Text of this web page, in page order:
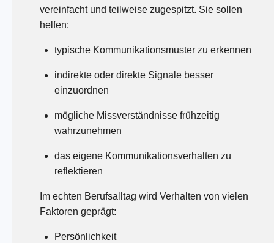
vereinfacht und teilweise zugespitzt. Sie sollen
helfen:
typische Kommunikationsmuster zu erkennen
indirekte oder direkte Signale besser
einzuordnen
mögliche Missverständnisse frühzeitig
wahrzunehmen
das eigene Kommunikationsverhalten zu
reflektieren
Im echten Berufsalltag wird Verhalten von vielen
Faktoren geprägt:
Persönlichkeit